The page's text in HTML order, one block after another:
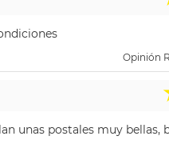
Opinión
unas postales muy bellas,